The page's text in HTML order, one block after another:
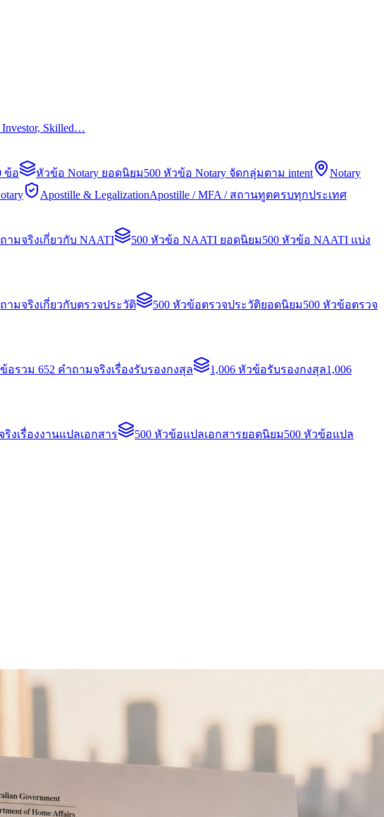
Skilled…
ข้อ หัวข้อ Notary ยอดนิยม500 หัวข้อ Notary จัดกลุ่มตาม intent
Notary
Apostille & LegalizationApostille / MFA / สถานทูตครบทุกประเทศ
ามจริงเกี่ยวกับ NAATI 500 หัวข้อ NAATI ยอดนิยม500 หัวข้อ NAATI แบ่ง
ามจริงเกี่ยวกับตรวจประวัติ 500 หัวข้อตรวจประวัติยอดนิยม500 หัวข้อตรวจ
อรวม 652 คำถามจริงเรื่องรับรองกงสุล 1,006 หัวข้อรับรองกงสุล1,006
งเรื่องงานแปลเอกสาร 500 หัวข้อแปลเอกสารยอดนิยม500 หัวข้อแปล